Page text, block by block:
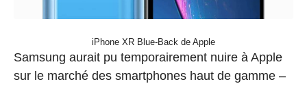
iPhone XR Blue-Back de Apple
Samsung aurait pu temporairement nuire à Apple
sur le marché des smartphones haut de gamme –